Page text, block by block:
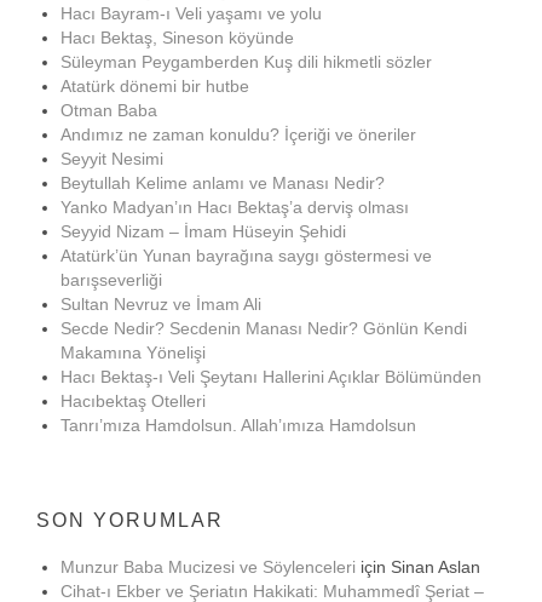
Hacı Bayram-ı Veli yaşamı ve yolu
Hacı Bektaş, Sineson köyünde
Süleyman Peygamberden Kuş dili hikmetli sözler
Atatürk dönemi bir hutbe
Otman Baba
Andımız ne zaman konuldu? İçeriği ve öneriler
Seyyit Nesimi
Beytullah Kelime anlamı ve Manası Nedir?
Yanko Madyan’ın Hacı Bektaş’a derviş olması
Seyyid Nizam – İmam Hüseyin Şehidi
Atatürk’ün Yunan bayrağına saygı göstermesi ve
barışseverliği
Sultan Nevruz ve İmam Ali
Secde Nedir? Secdenin Manası Nedir? Gönlün Kendi
Makamına Yönelişi
Hacı Bektaş-ı Veli Şeytanı Hallerini Açıklar Bölümünden
Hacıbektaş Otelleri
Tanrı’mıza Hamdolsun. Allah’ımıza Hamdolsun
SON YORUMLAR
Munzur Baba Mucizesi ve Söylenceleri için Sinan Aslan
Cihat-ı Ekber ve Şeriatın Hakikati: Muhammedî Şeriat –